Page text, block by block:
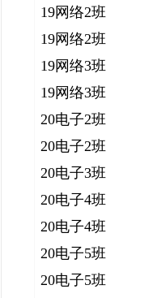
19网络2班
19网络2班
19网络3班
19网络3班
20电子2班
20电子2班
20电子3班
20电子4班
20电子4班
20电子5班
20电子5班